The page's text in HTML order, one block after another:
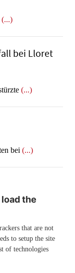
(...)
bei Lloret
(...)
bei (...)
the
that are not
to setup the site
of technologies